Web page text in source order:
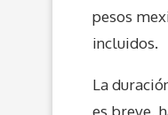
pesos
incluidos.
La
es breve,